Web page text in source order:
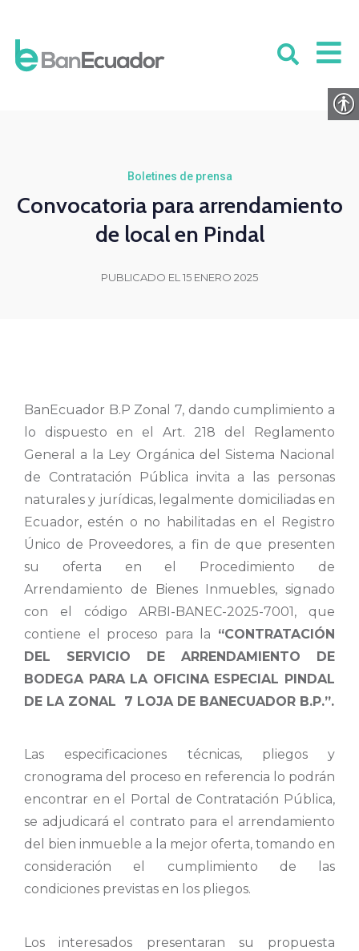
Boletines de prensa
Convocatoria para arrendamiento
de local en Pindal
PUBLICADO EL 15 ENERO 2025
BanEcuador B.P Zonal 7, dando cumplimiento a
lo dispuesto en el Art. 218 del Reglamento
General a la Ley Orgánica del Sistema Nacional
de Contratación Pública invita a las personas
naturales y jurídicas, legalmente domiciliadas en
Ecuador, estén o no habilitadas en el Registro
Único de Proveedores, a fin de que presenten
su oferta en el Procedimiento de
Arrendamiento de Bienes Inmuebles, signado
con el código ARBI-BANEC-2025-7001, que
contiene el proceso para la “CONTRATACIÓN
DEL SERVICIO DE ARRENDAMIENTO DE
BODEGA PARA LA OFICINA ESPECIAL PINDAL
DE LA ZONAL 7 LOJA DE BANECUADOR B.P.”.
Las especificaciones técnicas, pliegos y
cronograma del proceso en referencia lo podrán
encontrar en el Portal de Contratación Pública,
se adjudicará el contrato para el arrendamiento
del bien inmueble a la mejor oferta, tomando en
consideración el cumplimiento de las
condiciones previstas en los pliegos.
Los interesados presentaran su propuesta